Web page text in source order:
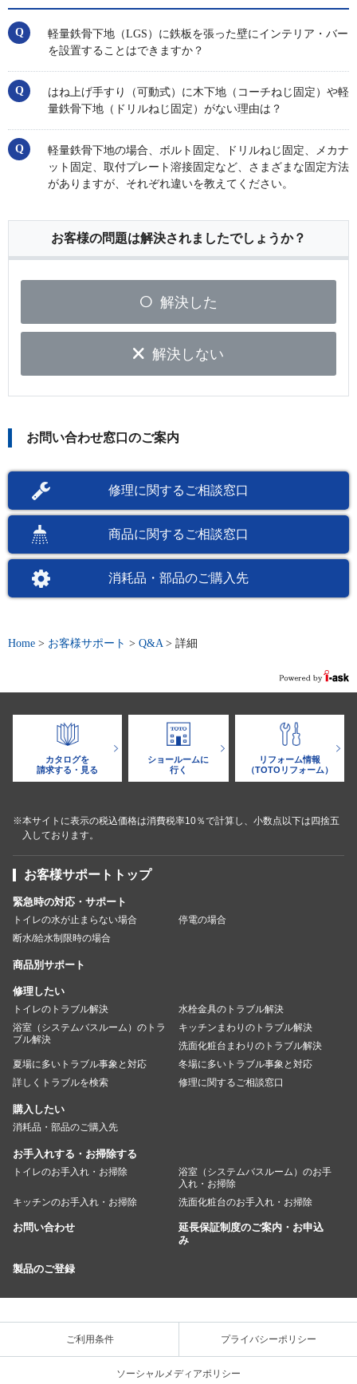
軽量鉄骨下地（LGS）に鉄板を張った壁にインテリア・バー
を設置することはできますか？
はね上げ手すり（可動式）に木下地（コーチねじ固定）や軽
量鉄骨下地（ドリルねじ固定）がない理由は？
軽量鉄骨下地の場合、ボルト固定、ドリルねじ固定、メカナ
ット固定、取付プレート溶接固定など、さまざまな固定方法
がありますが、それぞれ違いを教えてください。
お客様の問題は解決されましたでしょうか？
解決した
解決しない
お問い合わせ窓口のご案内
修理に関するご相談窓口
商品に関するご相談窓口
消耗品・部品のご購入先
Home > お客様サポート > Q&A > 詳細
カタログを
請求する・見る
ショールームに
行く
リフォーム情報
（TOTOリフォーム）
※本サイトに表示の税込価格は消費税率10％で計算し、小数点以下は四捨五
入しております。
お客様サポートトップ
緊急時の対応・サポート
トイレの水が止まらない場合
停電の場合
断水/給水制限時の場合
商品別サポート
修理したい
トイレのトラブル解決
水栓金具のトラブル解決
浴室（システムバスルーム）のトラ
ブル解決
キッチンまわりのトラブル解決
洗面化粧台まわりのトラブル解決
夏場に多いトラブル事象と対応
冬場に多いトラブル事象と対応
詳しくトラブルを検索
修理に関するご相談窓口
購入したい
消耗品・部品のご購入先
お手入れする・お掃除する
トイレのお手入れ・お掃除
浴室（システムバスルーム）のお手
入れ・お掃除
キッチンのお手入れ・お掃除
洗面化粧台のお手入れ・お掃除
お問い合わせ
延長保証制度のご案内・お申込
み
製品のご登録
ご利用条件 プライバシーポリシー
ソーシャルメディアポリシー